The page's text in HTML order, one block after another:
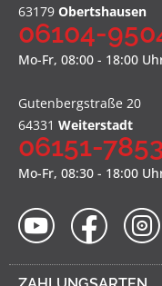
63179 Obertshausen
06104-
Mo-Fr, 08:00 - 18:00
Gutenbergstraße 20
64331 Weiterstadt
06151-
Mo-Fr, 08:30 - 18:00